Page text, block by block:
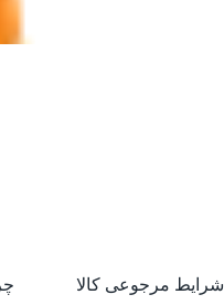
شرایط مرجوعی کالا